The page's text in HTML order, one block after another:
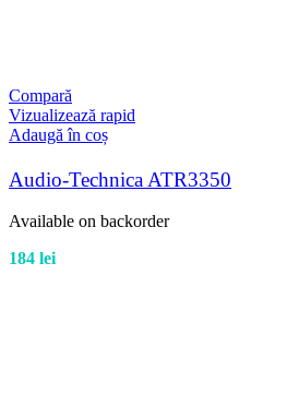
Compară
Vizualizează rapid
Adaugă în coș
Audio-Technica ATR3350
Available on backorder
184 lei